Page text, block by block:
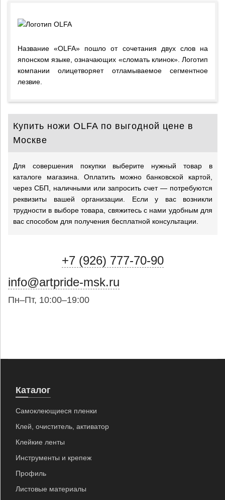
Название «OLFA» пошло от сочетания двух слов на
японском языке, означающих «сломать клинок». Логотип
компании олицетворяет отламываемое сегментное
лезвие.
Купить ножи OLFA по выгодной цене в
Москве
Для совершения покупки выберите нужный товар в
каталоге магазина. Оплатить можно банковской картой,
через СБП, наличными или запросить счет — потребуются
реквизиты вашей организации. Если у вас возникли
трудности в выборе товара, свяжитесь с нами удобным для
вас способом для получения бесплатной консультации.
+7 (926) 777-70-90
info@artpride-msk.ru
Пн–Пт, 10:00–19:00
Каталог
Самоклеющиеся пленки
Клей, очиститель, активатор
Клейкие ленты
Инструменты и крепеж
Профиль
Листовые материалы